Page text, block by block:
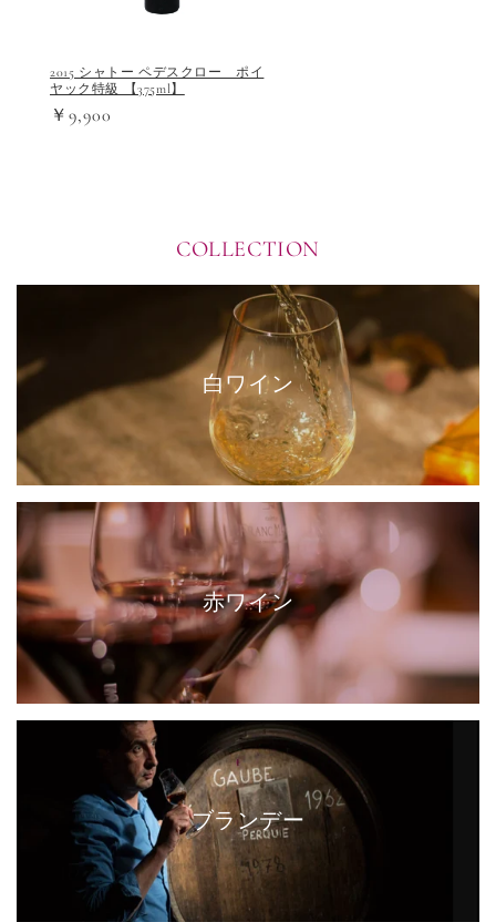
2015 シャトー ペデスクロー ポイ
ヤック特級 【375ml】
￥9,900
COLLECTION
白ワイン
赤ワイン
ブランデー